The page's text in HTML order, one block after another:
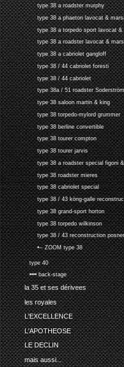
type 38 a roadster murphy
type 38 a phaeton lavocat &
type 38 a torpedo sport lavocat &
type 38 a roadster lavocat &
type 38 a cabriolet gangloff
type 38 / 44 cabriolet foresti
type 38 / 44 cabriolet
type 38a / 51 roadster Soderström
type 38 saloon martin & king
type 38 torpedo-mylord grummer
type 38 berline convertible
type 38 tourer compton
type 38 tourer jarvis
type 38 a roadster special figoni
type 38 roadster mieres
type 38 cabriolet special
type 38 / 43 köng-galle
type 38 grand-sport horton
type 38 torpedo wilkinson
type 38 / 43 reconstruction posner
•-- ZOOM type 38
type 40
•••• back-stage
la 35 et ses dérivees
les royales
L'EXCELLENCE
L'APOTHEOSE
LE DECLIN
mais aussi...